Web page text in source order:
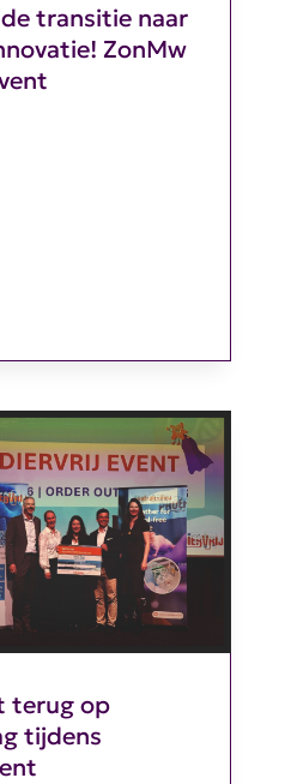
transitie naar
ZonMw
terug op
tijdens